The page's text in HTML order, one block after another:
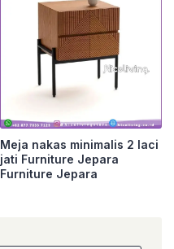
Meja nakas minimalis 2 laci
jati Furniture Jepara
Furniture Jepara